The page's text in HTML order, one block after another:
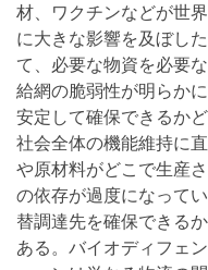
材、ワクチンなどが世
に大きな影響を及ぼし
て、必要な物資を必要
給網の脆弱性が明らか
安定して確保できるか
社会全体の機能維持に
や原材料がどこで生産
の依存が過度になって
替調達先を確保できる
ある。バイオディフェ